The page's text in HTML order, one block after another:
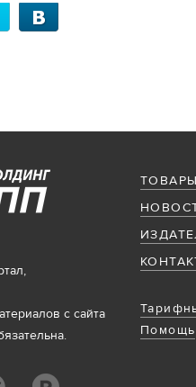
Помощь
с сайта